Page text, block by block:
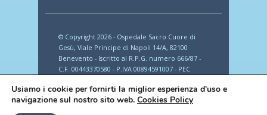
© Copyright 2026 - Ospedale Sacro Cuore di
Gesù, Viale Principe di Napoli 14/A, 82100
Benevento - Iscritto al R.P.G. numero 666/87 -
C.F. 00443370580 - P.IVA 00894591007 - PEC
Usiamo i cookie per fornirti la miglior esperienza d'uso e
navigazione sul nostro sito web. Cookies Policy